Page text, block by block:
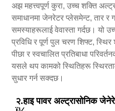
अझ महत्त्वपूर्ण कुरा, उच्च शक्ति
समाधानमा जेनरेटर प्लेसमेन्ट, तार र
समस्याहरूलाई वेवास्ता गर्दछ। यो
प्रविधि र पूर्ण पुल चरण शिफ्ट,
पीछा र स्वचालित प्रतिबाधा
यसले थप कामको स्थितिहरू
सुधार गर्न सक्दछ।
२.हाइ पावर अल्ट्रासोनिक